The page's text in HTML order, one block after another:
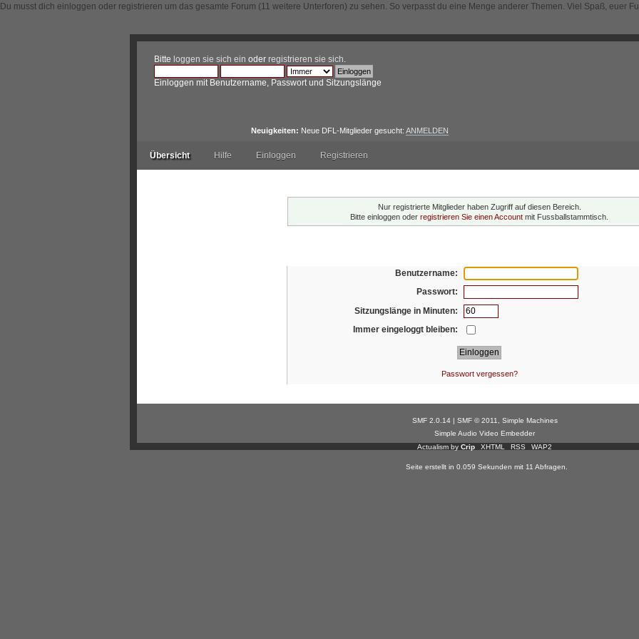
Du musst dich einloggen oder registrieren um das gesamte Forum (11 weitere Unterforen) zu sehen. So verpasst du eine Menge anderer Themen. Viel Spaß, euer
Bitte loggen sie sich ein oder registrieren sie sich
Einloggen mit Benutzername, Passwort und Sitzungslänge
Neuigkeiten: Neue DFL-Mitglieder gesucht: ANMELDEN
Übersicht Hilfe Einloggen Registrieren
Nur registrierte Mitglieder haben Zugriff auf diesen Bereich.
Bitte einloggen oder registrieren Sie einen Account mit Fussballstammtisch.
Benutzername:
Passwort:
Sitzungslänge in Minuten:
Immer eingeloggt bleiben:
Passwort vergessen?
SMF 2.0.14| SMF © 2011
Simple Machines
Simple Audio Video Embedder
Actualism by Crip XHTML RSS WAP2
Seite erstellt in 0.059 Sekunden mit 11 Abfragen.